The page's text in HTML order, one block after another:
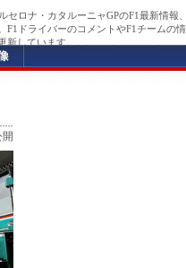
セロナ・カタルーニャGPのF1最新情報
F1ドライバーのコメントやF1チームの
新しています。